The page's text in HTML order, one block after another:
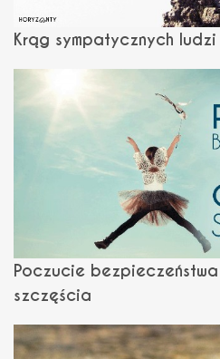
Krąg sympatycznych ludzi
Poczucie
szczęścia